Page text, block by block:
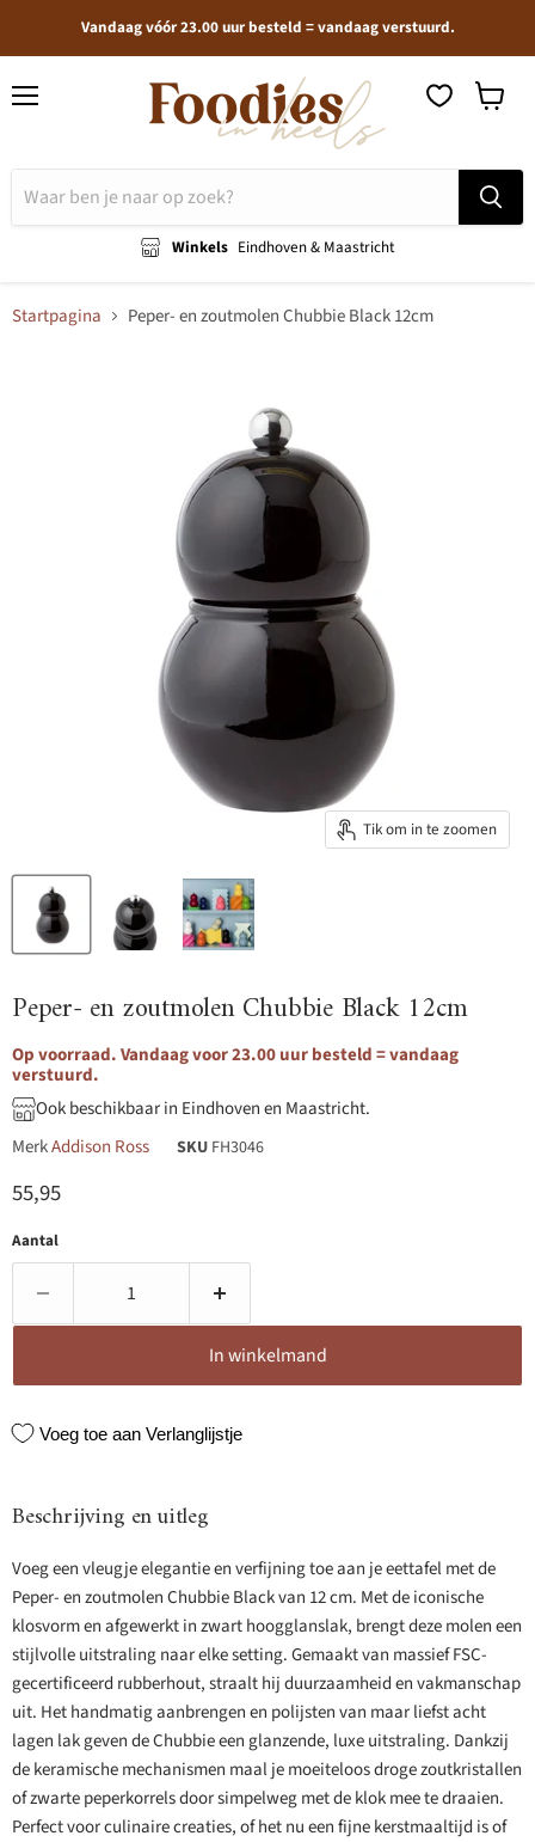
Vandaag vóór 23.00 uur besteld = vandaag verstuurd.
Winkels Eindhoven & Maastricht
Startpagina Peper- en zoutmolen Chubbie Black 12cm
Tik om in te zoomen
Peper- en zoutmolen Chubbie Black 12cm
Op voorraad. Vandaag voor 23.00 uur besteld = vandaag
verstuurd.
Ook beschikbaar in Eindhoven en Maastricht.
MerkAddison Ross SKU FH3046
Huidige prijs
55,95
Aantal
In winkelmand
Voeg toe aan Verlanglijstje
Beschrijving en uitleg
Voeg een vleugje elegantie en verfijning toe aan je eettafel met de
Peper- en zoutmolen Chubbie Black van 12 cm. Met de iconische
klosvorm en afgewerkt in zwart hoogglanslak, brengt deze molen een
stijlvolle uitstraling naar elke setting. Gemaakt van massief FSC-
gecertificeerd rubberhout, straalt hij duurzaamheid en vakmanschap
uit. Het handmatig aanbrengen en polijsten van maar liefst acht
lagen lak geven de Chubbie een glanzende, luxe uitstraling. Dankzij
de keramische mechanismen maal je moeiteloos droge zoutkristallen
of zwarte peperkorrels door simpelweg met de klok mee te draaien.
Perfect voor culinaire creaties, of het nu een fijne kerstmaaltijd is of